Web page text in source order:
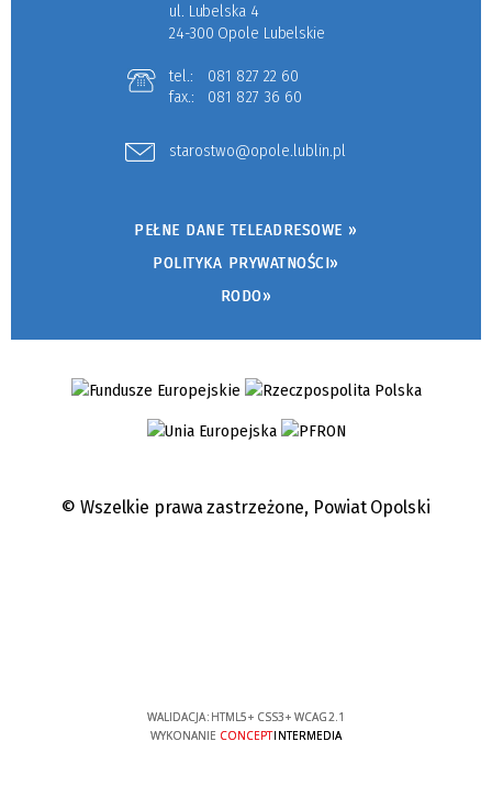
ul. Lubelska 4
24-300 Opole Lubelskie
tel.:
081 827 22 60
fax.:
081 827 36 60
starostwo@opole.lublin.pl
PEŁNE DANE TELEADRESOWE »
POLITYKA PRYWATNOŚCI»
RODO»
© Wszelkie prawa zastrzeżone, Powiat Opolski
WALIDACJA: HTML5+ CSS3+ WCAG 2.1
WYKONANIE CONCEPTINTERMEDIA